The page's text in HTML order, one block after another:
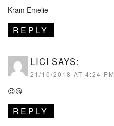
Kram Emelie
REPLY
LICI SAYS:
21/10/2018 AT 4:24 PM
😉😘
REPLY